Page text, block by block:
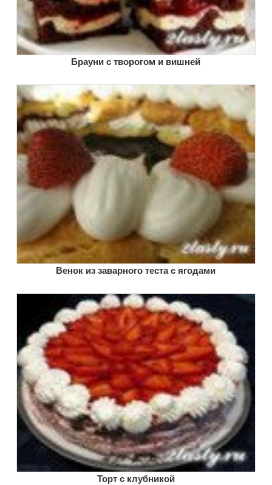
Брауни с творогом и вишней
Венок из заварного теста с ягодами
Торт с клубникой